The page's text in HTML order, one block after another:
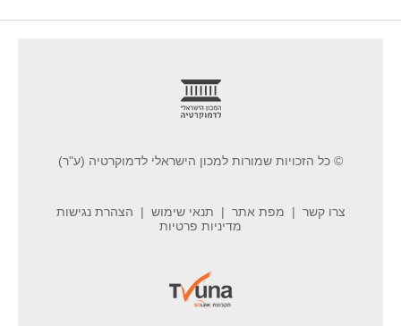
© כל הזכויות שמורות למכון הישראלי לדמוקרטיה (ע"ר)
צרו קשר מפת אתר תנאי שימוש
הצהרת נגישות
מדיניות פרטיות